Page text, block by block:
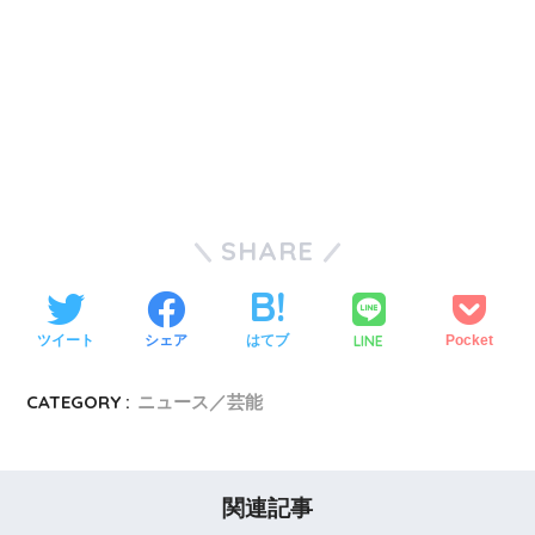
SHARE
ツイート シェア はてブ LINE Pocket
CATEGORY : ニュース／芸能
関連記事